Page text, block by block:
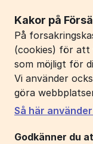
Kakor på
På
(cookies) för att
som möjligt för
Vi använder
göra
Så här
Godkänner du